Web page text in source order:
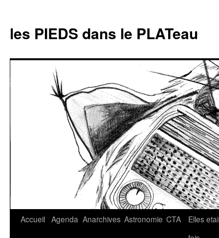
contenu
les PIEDS dans le PLATeau
Accueil Agenda Anarchives Astronomie CTA
Elles